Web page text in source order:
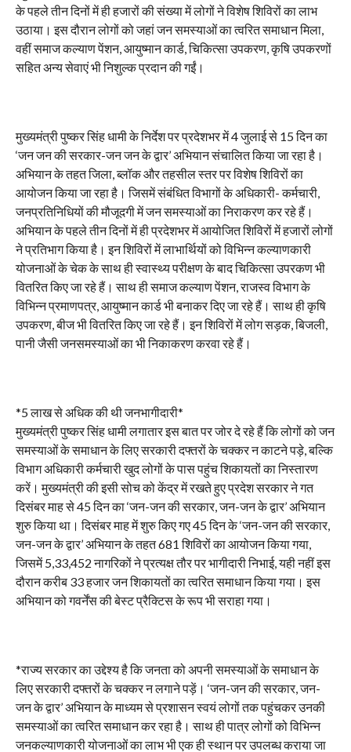
के पहले तीन दिनों में ही हजारों की संख्या में लोगों ने विशेष शिविरों का लाभ
उठाया। इस दौरान लोगों को जहां जन समस्याओं का त्वरित समाधान मिला,
वहीं समाज कल्याण पेंशन, आयुष्मान कार्ड, चिकित्सा उपकरण, कृषि उपकरणों
सहित अन्य सेवाएं भी निशुल्क प्रदान की गईं।
मुख्यमंत्री पुष्कर सिंह धामी के निर्देश पर प्रदेशभर में 4 जुलाई से 15 दिन का
‘जन जन की सरकार-जन जन के द्वार’ अभियान संचालित किया जा रहा है।
अभियान के तहत जिला, ब्लॉक और तहसील स्तर पर विशेष शिविरों का
आयोजन किया जा रहा है। जिसमें संबंधित विभागों के अधिकारी- कर्मचारी,
जनप्रतिनिधियों की मौजूदगी में जन समस्याओं का निराकरण कर रहे हैं।
अभियान के पहले तीन दिनों में ही प्रदेशभर में आयोजित शिविरों में हजारों लोगों
ने प्रतिभाग किया है। इन शिविरों में लाभार्थियों को विभिन्न कल्याणकारी
योजनाओं के चेक के साथ ही स्वास्थ्य परीक्षण के बाद चिकित्सा उपरकण भी
वितरित किए जा रहे हैं। साथ ही समाज कल्याण पेंशन, राजस्व विभाग के
विभिन्न प्रमाणपत्र, आयुष्मान कार्ड भी बनाकर दिए जा रहे हैं। साथ ही कृषि
उपकरण, बीज भी वितरित किए जा रहे हैं। इन शिविरों में लोग सड़क, बिजली,
पानी जैसी जनसमस्याओं का भी निकाकरण करवा रहे हैं।
*5 लाख से अधिक की थी जनभागीदारी*
मुख्यमंत्री पुष्कर सिंह धामी लगातार इस बात पर जोर दे रहे हैं कि लोगों को जन
समस्याओं के समाधान के लिए सरकारी दफ्तरों के चक्कर न काटने पड़े, बल्कि
विभाग अधिकारी कर्मचारी खुद लोगों के पास पहुंच शिकायतों का निस्तारण
करें। मुख्यमंत्री की इसी सोच को केंद्र में रखते हुए प्रदेश सरकार ने गत
दिसंबर माह से 45 दिन का ‘जन-जन की सरकार, जन-जन के द्वार’ अभियान
शुरु किया था। दिसंबर माह में शुरु किए गए 45 दिन के ‘जन-जन की सरकार,
जन-जन के द्वार’ अभियान के तहत 681 शिविरों का आयोजन किया गया,
जिसमें 5,33,452 नागरिकों ने प्रत्यक्ष तौर पर भागीदारी निभाई, यही नहीं इस
दौरान करीब 33 हजार जन शिकायतों का त्वरित समाधान किया गया। इस
अभियान को गवर्नेंस की बेस्ट प्रैक्टिस के रूप भी सराहा गया।
*राज्य सरकार का उद्देश्य है कि जनता को अपनी समस्याओं के समाधान के
लिए सरकारी दफ्तरों के चक्कर न लगाने पड़ें। ‘जन-जन की सरकार, जन-
जन के द्वार’ अभियान के माध्यम से प्रशासन स्वयं लोगों तक पहुंचकर उनकी
समस्याओं का त्वरित समाधान कर रहा है। साथ ही पात्र लोगों को विभिन्न
जनकल्याणकारी योजनाओं का लाभ भी एक ही स्थान पर उपलब्ध कराया जा